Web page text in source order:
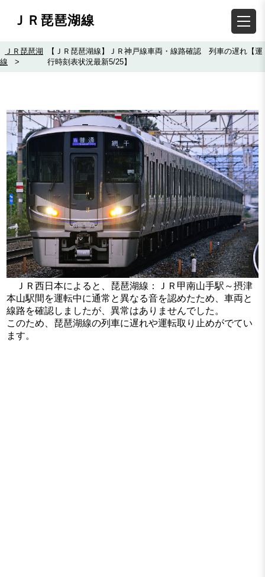
ＪＲ琵琶湖線
ＪＲ琵琶湖
線
>
【ＪＲ琵琶湖線】ＪＲ神戸線車両・線路確認 列車の遅れ【運
行時刻表状況最新5/25】
ＪＲ西日本によると、琵琶湖線：ＪＲ甲南山手駅～摂津
本山駅間を運転中に通常と異なる音を認めたため、車両と
線路を確認しましたが、異常はありませんでした。
このため、琵琶湖線の列車に遅れや運転取り止めがでてい
ます。